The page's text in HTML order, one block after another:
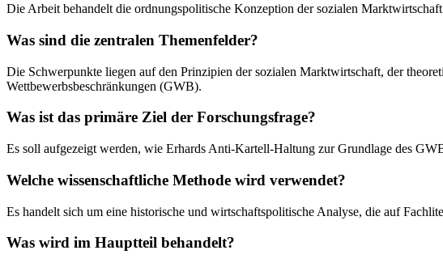
Die Arbeit behandelt die ordnungspolitische Konzeption der sozialen
Was sind die zentralen Themenfelder?
Die Schwerpunkte liegen auf den Prinzipien der sozialen Marktwirtschaft, der
Wettbewerbsbeschränkungen (GWB).
Was ist das primäre Ziel der Forschungsfrage?
Es soll aufgezeigt werden, wie Erhards Anti-Kartell-Haltung zur Grundlage des
Welche wissenschaftliche Methode wird verwendet?
Es handelt sich um eine historische und wirtschaftspolitische Analyse, die auf
Was wird im Hauptteil behandelt?